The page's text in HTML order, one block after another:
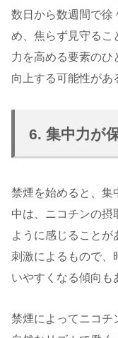
数日から数週間で徐
め、焦らず見守るこ
力を高める要素のひ
向上する可能性があ
6. 集中力が
禁煙を始めると、集
中は、ニコチンの摂
ように感じることが
刺激によるもので、
いやすくなる傾向も
禁煙によってニコチ